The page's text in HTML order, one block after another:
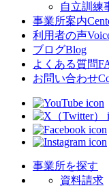
自立訓練
事業所案内
利用者の声
ブログBlog
よくある質問
お問い合わせ
事業所を探す
資料請求